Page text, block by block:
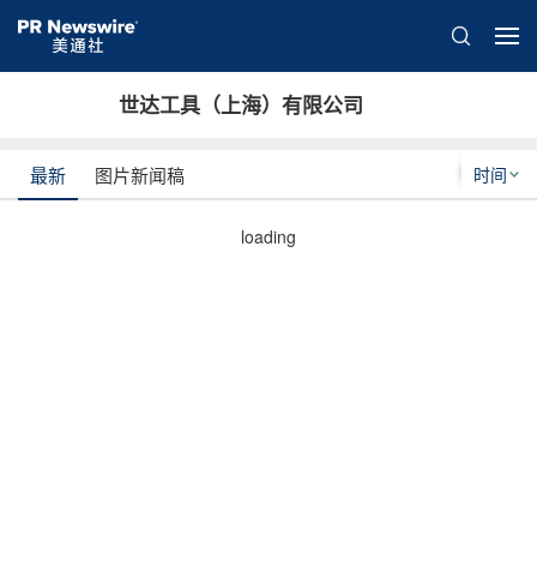
世达工具（上海）有限公司
时间
最新 图片新闻稿
loading